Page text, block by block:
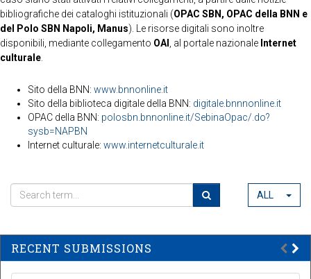
bibliografiche dei cataloghi istituzionali (OPAC SBN, OPAC della BNN e
del Polo SBN Napoli, Manus). Le risorse digitali sono inoltre
disponibili, mediante collegamento OAI , al portale nazionale Internet
culturale
Sito della BNN: www.bnnonline.it
Sito della biblioteca digitale della BNN: digitale.bnnnonline.it
OPAC della BNN: polosbn.bnnonline.it/SebinaOpac/.do?
sysb=NAPBN
Internet culturale: www.internetculturale.it
ALL
RECENT SUBMISSIONS